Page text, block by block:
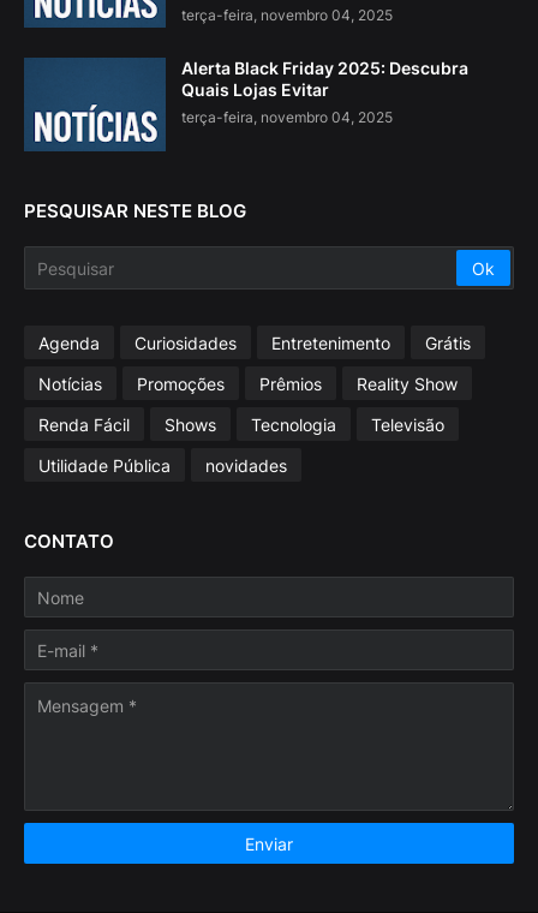
terça-feira, novembro 04, 2025
Alerta Black Friday 2025: Descubra
Quais Lojas Evitar
terça-feira, novembro 04, 2025
PESQUISAR NESTE BLOG
Agenda Curiosidades Entretenimento
Grátis
Notícias
Promoções Prêmios
Reality Show
Renda Fácil
Shows Tecnologia
Televisão
Utilidade Pública
novidades
CONTATO